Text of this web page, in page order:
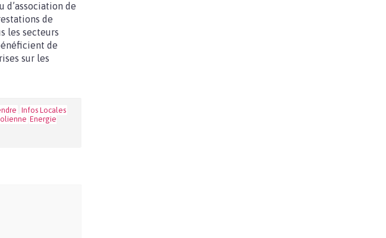
d’association de
de
les secteurs
de
sur les
Infos Locales
Energie